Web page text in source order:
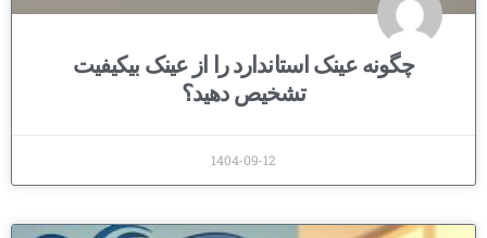
چگونه عینک استاندارد را از عینک بیکیفیت
تشخیص دهید؟
1404-09-12